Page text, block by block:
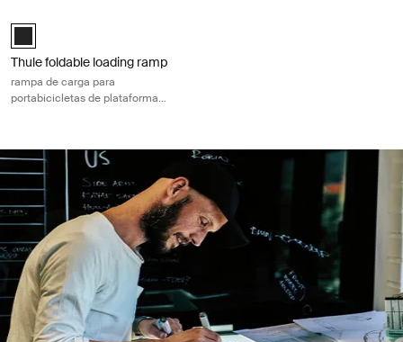
Thule foldable loading ramp Negro (selected)
Thule foldable loading ramp
rampa de carga para
portabicicletas de plataforma